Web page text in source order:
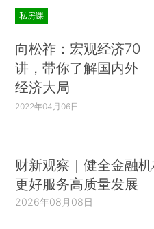
私房课
向松祚：宏观经济70
讲，带你了解国内外
经济大局
2022年04月06日
财新观察｜健全金融
更好服务高质量发展
2026年08月08日